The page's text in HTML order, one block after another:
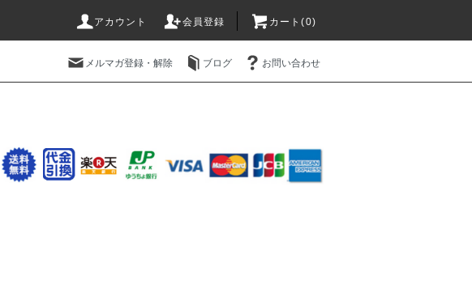
アカウント 会員登録 カート(0)
メルマガ登録・解除 ブログ お問い合わせ